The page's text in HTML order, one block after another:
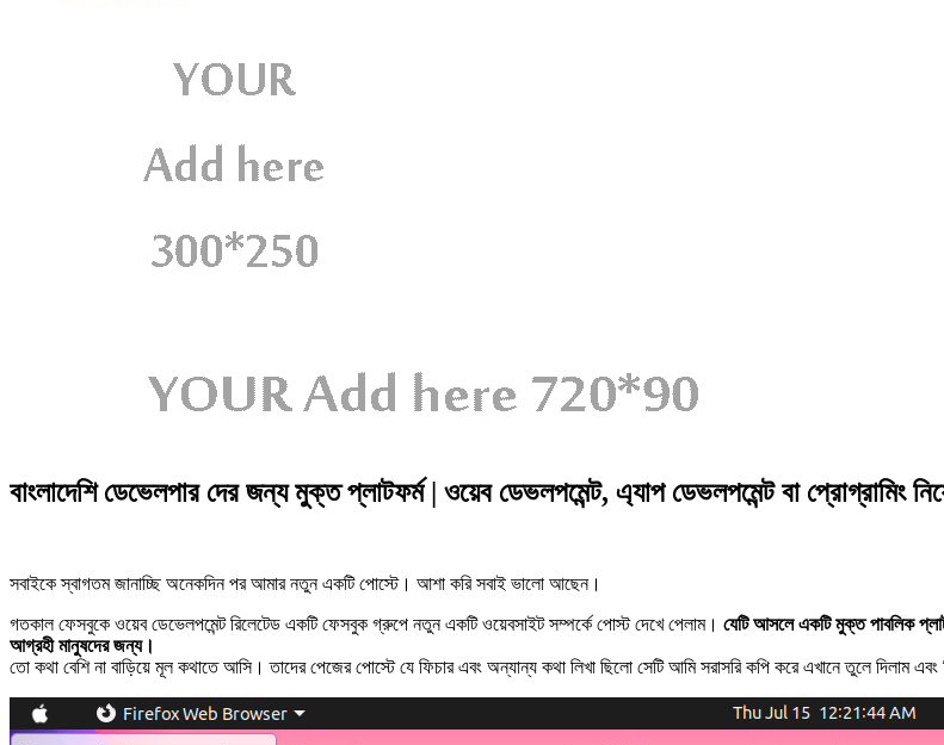
বাংলাদেশি ডেভেলপার দের জন্য মুক্ত প্লাটফর্ম | ওয়েব ডেভলপমেন্ট, এ্যাপ ডেভলপমেন্ট বা প্রোগ্রামিং
সবাইকে স্বাগতম জানাচ্ছি অনেকদিন পর আমার নতুন একটি পোস্টে। আশা করি সবাই ভালো আছেন।
গতকাল ফেসবুকে ওয়েব ডেভেলপমেন্ট রিলেটেড একটি ফেসবুক গ্রুপে নতুন একটি ওয়েবসাইট সম্পর্কে পোস্ট দেখে পেলাম। যেটি আসলে একটি মুক্ত পাবলিক
আগ্রহী মানুষদের জন্য।
তো কথা বেশি না বাড়িয়ে মূল কথাতে আসি। তাদের পেজের পোস্টে যে ফিচার এবং অন্যান্য কথা লিখা ছিলো সেটি আমি সরাসরি কপি করে এখানে তুলে দিলাম এবং